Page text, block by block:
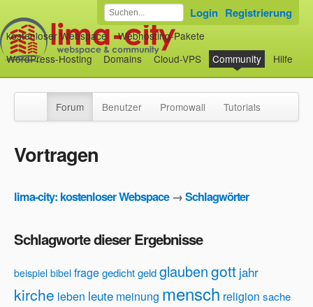
kostenloser Webspace
Webhosting-Pakete
WordPress-Hosting
Domains Cloud-VPS Community Hilfe
Login Registrierung
Forum Benutzer Promowall Tutorials
Vortragen
lima-city: kostenloser Webspace→Schlagwörter
Schlagworte dieser Ergebnisse
beispiel bibel fragegedichtgeldglaubengott jahr
kirche leben leute meinung mensch religion sache